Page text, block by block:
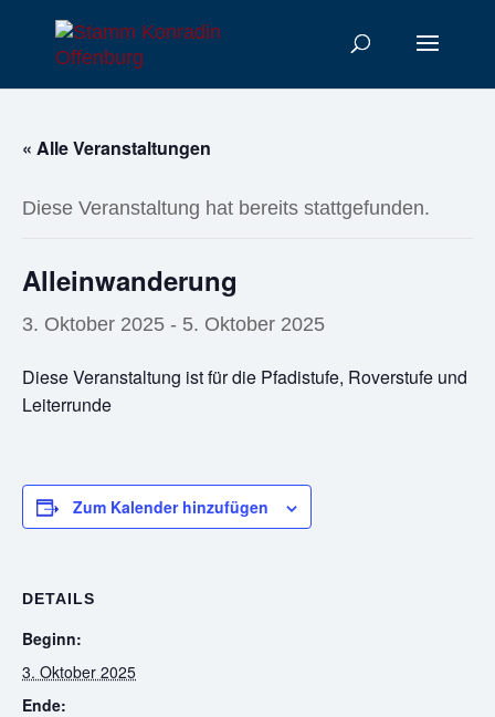
« Alle Veranstaltungen
Diese Veranstaltung hat bereits stattgefunden.
Alleinwanderung
3. Oktober 2025 - 5. Oktober 2025
Diese Veranstaltung ist für die Pfadistufe, Roverstufe und
Leiterrunde
Zum Kalender hinzufügen
DETAILS
Beginn:
3. Oktober 2025
Ende: